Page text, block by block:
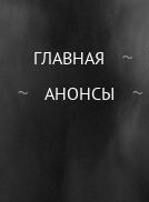
ГЛАВНАЯ
АНОНСЫ